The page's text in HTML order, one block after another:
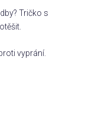
Tričko s
vyprání.